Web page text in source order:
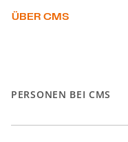
ÜBER CMS
PERSONEN BEI CMS